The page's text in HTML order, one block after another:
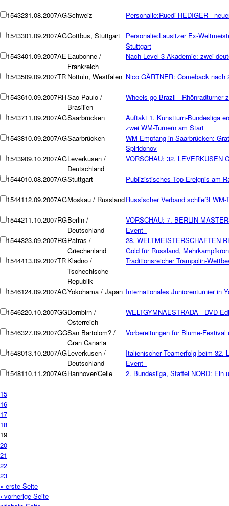
1543231.08.2007AGSchweiz Personalie:Ruedi HEDIGER -
1543301.09.2007AGCottbus, Stuttgart
Personalie:Lausitzer Ex-
Stuttgart
1543401.09.2007AE Eaubonne /
Frankreich
Nach Level-3-Akademie: zwei
1543509.09.2007TR Nottuln, Westfalen Nico GÄRTNER: Comeback nach
1543610.09.2007RHSao Paulo /
Brasilien
Wheels go Brazil - Rhönradturner
1543711.09.2007AGSaarbrücken
Auftakt 1. Kunstturn-Bundesliga
zwei WM-Turnern am Start
1543810.09.2007AGSaarbrücken
WM-Empfang in Saarbrücken:
Spiridonov
1543909.10.2007AGLeverkusen /
Deutschland
VORSCHAU: 32. LEVERKUSEN
1544010.08.2007AGStuttgart Publizistisches Top-Ereignis am
1544112.09.2007AGMoskau / RusslandRussischer Verband schließt WM-
1544211.10.2007RGBerlin /
Deutschland
VORSCHAU: 7. BERLIN
Event -
1544323.09.2007RGPatras /
Griechenland
28. WELTMEISTERSCHAFTEN
Gold für Russland,
1544413.09.2007TR Kladno /
Tschechische
Republik
Traditionsreicher Trampolin-
1546124.09.2007AGYokohama / Japan Internationales Juniorenturnier in
1546220.10.2007GGDornbirn /
Österreich
WELTGYMNAESTRADA - DVD-
1546327.09.2007GGSan Bartolom? /
Gran Canaria
Vorbereitungen für Blume-
1548013.10.2007AGLeverkusen /
Deutschland
Italienischer Teamerfolg beim 32.
Event -
1548110.11.2007AGHannover/Celle 2. Bundesliga, Staffel NORD: Ein
15
16
17
18
19
20
21
22
23
« erste Seite
‹ vorherige Seite